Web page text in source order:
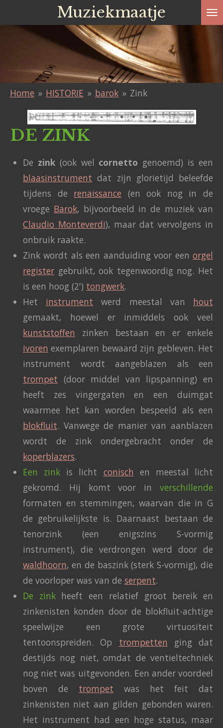
direct
hoofdinhoud
Muziekmaatje
Home » HISTORIE » barok » Zink
DE ZINK
De zink(ook wel cornetto genoemd) is een
blaasinstrument dat zijn glorietijd beleefde
tijdens de renaissance (en ook nog in de
vroege Barok, bijvoorbeeld in de muziek van
Claudio Monteverdi), maar dat vervolgens in
onbruik raakte.
Zink wordt als een aanduiding voor een orgel
register gebruikt, ook tegenwoordig nog. Het
is een hoog (2') tongwerk.
Het instrument werd meestal van hout
gemaakt, hoewel er inmiddels ook veel
kunststoffen zinken bestaan en er enkele
ivoren exemplaren bewaard zijn gebleven. Het
instrument wordt aangeblazen als een
trompet (door middel van lipspanning) en
heeft zes vingergaten en een duimgat
waarmee het kan worden bespeeld als een
blokfluit. Vanwege de manier van aanblazen
wordt de zink ondergebracht onder de
koperblazers.
Een zink is licht conisch en meestal licht
gekromd. Hij komt voor in verschillende
formaten en stemmingen, waarvan die in G
de gebruikelijkste is. Daarnaast bestaan de
tenorzink (een enigszins S-vormig
instrument), die verdrongen werd door de
waldhoorn, en de baszink (sterk S-vormig), die
de voorloper was van de serpent.
De zinkheeft een relatief groot bereik en
zinkenisten konden door de blokfluit-achtige
speelwijze een grote virtuositeit
tentoonspreiden. Op trompetten ging dat
destijds nog niet, omdat de ventieltechniek
nog niet was uitgevonden. Een ander voordeel
boven de trompet was het feit dat
zinkenisten niet aan gilden gebonden waren.
Het instrument had een hoge status, maar